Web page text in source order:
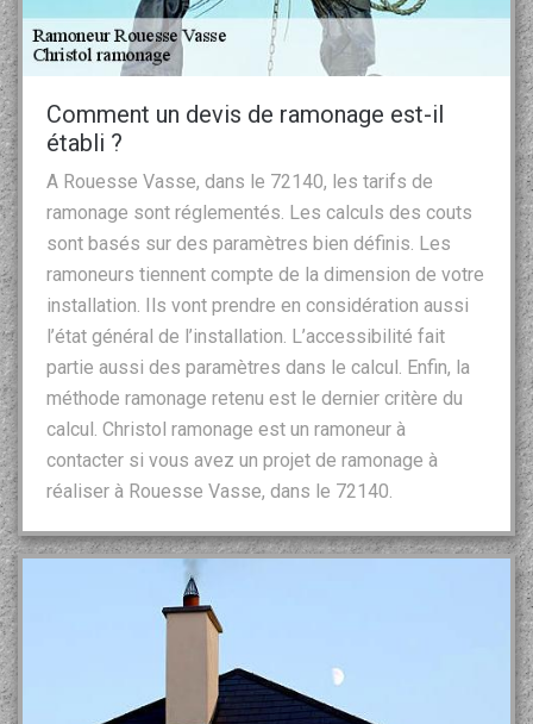
Comment un devis de ramonage est-il
établi ?
A Rouesse Vasse, dans le 72140, les tarifs de
ramonage sont réglementés. Les calculs des couts
sont basés sur des paramètres bien définis. Les
ramoneurs tiennent compte de la dimension de votre
installation. Ils vont prendre en considération aussi
l’état général de l’installation. L’accessibilité fait
partie aussi des paramètres dans le calcul. Enfin, la
méthode ramonage retenu est le dernier critère du
calcul. Christol ramonage est un ramoneur à
contacter si vous avez un projet de ramonage à
réaliser à Rouesse Vasse, dans le 72140.